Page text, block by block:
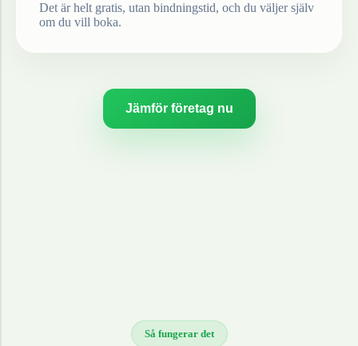
Det är helt gratis, utan bindningstid, och du väljer själv
om du vill boka.
Jämför företag nu
Så fungerar det